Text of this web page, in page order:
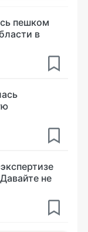
пешком
в
не